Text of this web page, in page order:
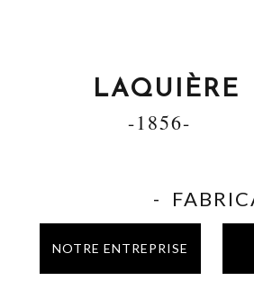
LAQUIÈRE
-1856-
-
NOTRE ENTREPRISE